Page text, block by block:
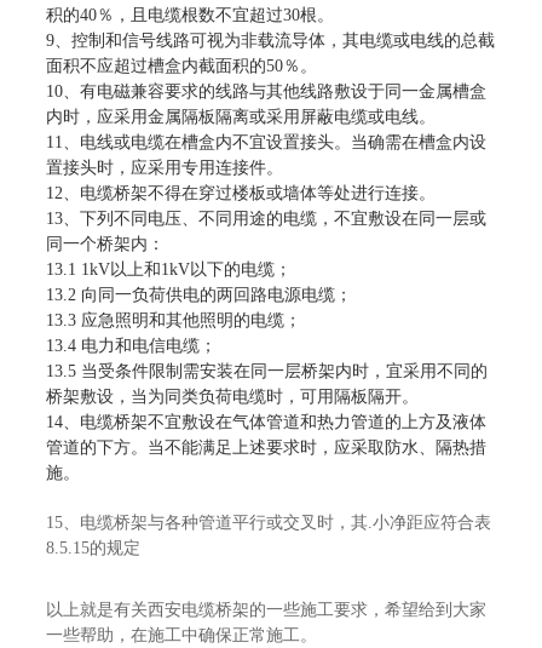
积的40％，且电缆根数不宜超过30根。
9、控制和信号线路可视为非载流导体，其电缆或电线的总截
面积不应超过槽盒内截面积的50％。
10、有电磁兼容要求的线路与其他线路敷设于同一金属槽盒
内时，应采用金属隔板隔离或采用屏蔽电缆或电线。
11、电线或电缆在槽盒内不宜设置接头。当确需在槽盒内设
置接头时，应采用专用连接件。
12、电缆桥架不得在穿过楼板或墙体等处进行连接。
13、下列不同电压、不同用途的电缆，不宜敷设在同一层或
同一个桥架内：
13.1 1kV以上和1kV以下的电缆；
13.2 向同一负荷供电的两回路电源电缆；
13.3 应急照明和其他照明的电缆；
13.4 电力和电信电缆；
13.5 当受条件限制需安装在同一层桥架内时，宜采用不同的
桥架敷设，当为同类负荷电缆时，可用隔板隔开。
14、电缆桥架不宜敷设在气体管道和热力管道的上方及液体
管道的下方。当不能满足上述要求时，应采取防水、隔热措
施。
15、电缆桥架与各种管道平行或交叉时，其.小净距应符合表
8.5.15的规定
以上就是有关西安电缆桥架的一些施工要求，希望给到大家
一些帮助，在施工中确保正常施工。